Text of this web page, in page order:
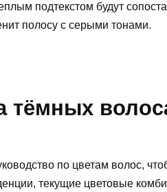
подтекстом будут
полосу с серыми тонами.
тёмных
по цветам волос,
текущие цветовые